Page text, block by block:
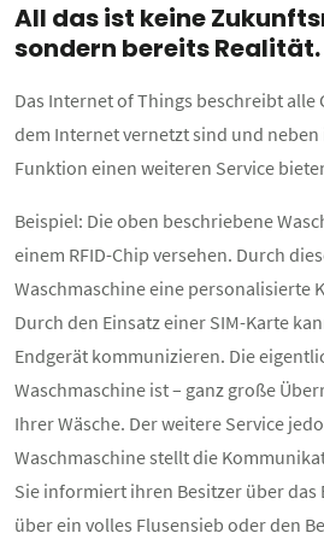
All das ist keine
sondern bereits Realität.
Das Internet of Things beschreibt alle
dem Internet vernetzt sind und
Funktion einen weiteren Service
Beispiel: Die oben beschriebene
einem RFID-Chip versehen. Durch
Waschmaschine eine personalisierte
Durch den Einsatz einer SIM-Karte
Endgerät kommunizieren. Die
Waschmaschine ist – ganz große
Ihrer Wäsche. Der weitere Service
Waschmaschine stellt die
Sie informiert ihren Besitzer über das
über ein volles Flusensieb oder den